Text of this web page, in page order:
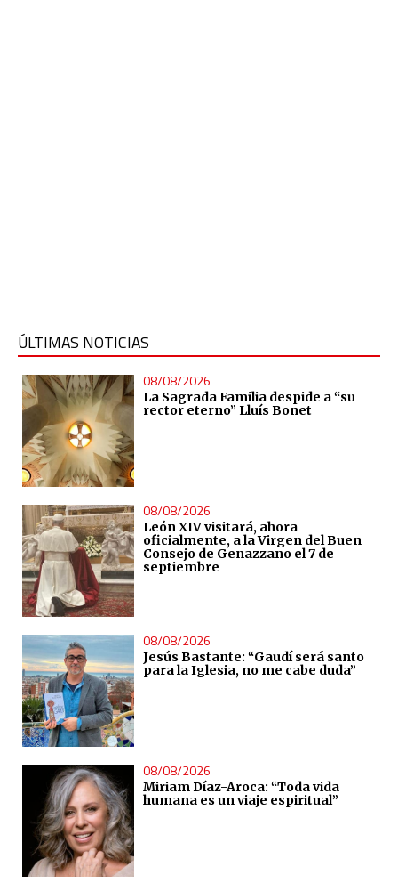
ÚLTIMAS NOTICIAS
08/08/2026
La Sagrada Familia despide a “su
rector eterno” Lluís Bonet
08/08/2026
León XIV visitará, ahora
oficialmente, a la Virgen del Buen
Consejo de Genazzano el 7 de
septiembre
08/08/2026
Jesús Bastante: “Gaudí será santo
para la Iglesia, no me cabe duda”
08/08/2026
Miriam Díaz-Aroca: “Toda vida
humana es un viaje espiritual”